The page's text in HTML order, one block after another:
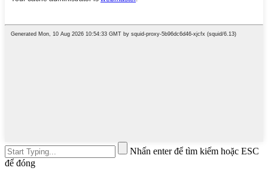
Nhấn enter để tìm kiếm hoặc ESC
để đóng